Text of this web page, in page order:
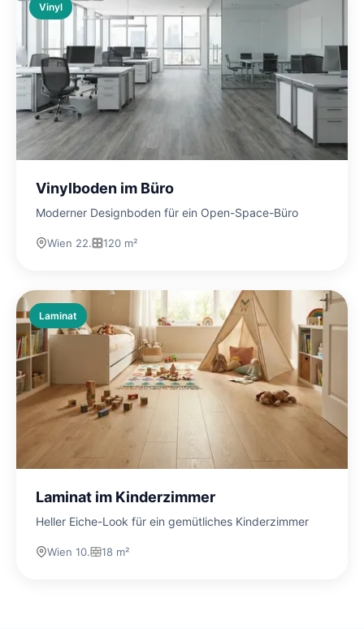
Vinyl
Vinylboden im Büro
Moderner Designboden für ein Open-Space-Büro
Wien 22. 120 m²
Laminat
Laminat im Kinderzimmer
Heller Eiche-Look für ein gemütliches Kinderzimmer
Wien 10. 18 m²